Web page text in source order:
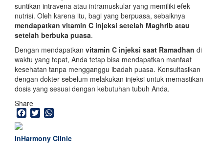
suntikan intravena atau intramuskular yang memiliki efek
nutrisi. Oleh karena itu, bagi yang berpuasa, sebaiknya
mendapatkan vitamin C injeksi setelah Maghrib atau
setelah berbuka puasa.
Dengan mendapatkan vitamin C injeksi saat Ramadhan di
waktu yang tepat, Anda tetap bisa mendapatkan manfaat
kesehatan tanpa mengganggu ibadah puasa. Konsultasikan
dengan dokter sebelum melakukan injeksi untuk memastikan
dosis yang sesuai dengan kebutuhan tubuh Anda.
Share
Facebook
Twitter
inHarmony Clinic